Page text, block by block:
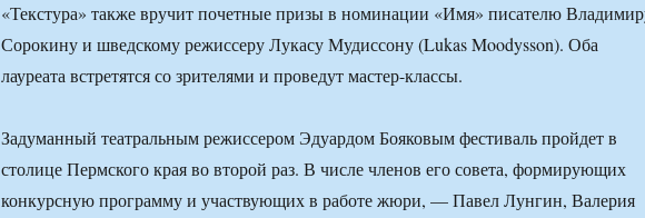
«Текстура» также вручит почетные призы в номинации «Имя» писателю
Сорокину и шведскому режиссеру Лукасу Мудиссону (Lukas Moodysson). Оба
лауреата встретятся со зрителями и проведут мастер-классы.
Задуманный театральным режиссером Эдуардом Бояковым фестиваль пройдет в
столице Пермского края во второй раз. В числе членов его совета, формирующих
конкурсную программу и участвующих в работе жюри, — Павел Лунгин, Валерия